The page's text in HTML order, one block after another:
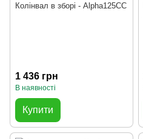
Колінвал в зборі - Alpha125СС
1 436 грн
В наявності
Купити